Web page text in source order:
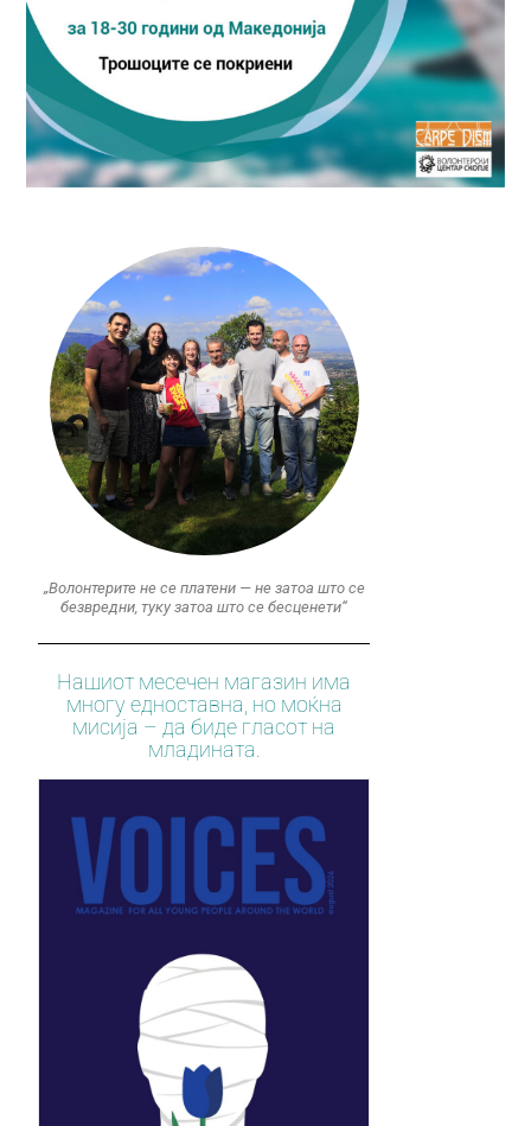
„Волонтерите не се платени — не затоа што се
безвредни, туку затоа што се бесценети“
Нашиот месечен магазин има
многу едноставна, но моќна
мисија – да биде гласот на
младината.